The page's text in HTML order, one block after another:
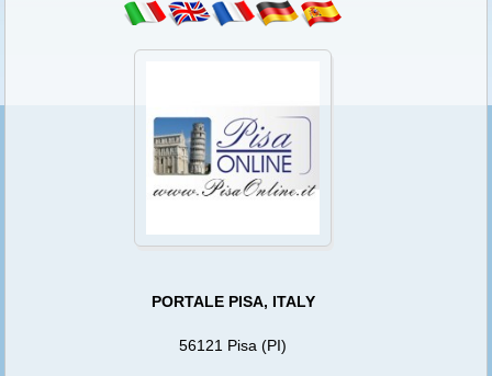
PORTALE PISA, ITALY
56121 Pisa (PI)